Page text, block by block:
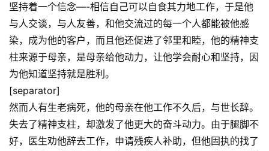
坚持着一个信念—-相信自己可以自食其力地工作，于是他
与人交谈，与人友善，和他交流过的每一个人都能被他感
染，成为他的客户，而且他还促进了邻里和睦，他的精神支
柱来源于母亲，是母亲给他动力，让他学会耐心和坚持，因
为他知道坚持就是胜利。
[separator]
然而人有生老病死，他的母亲在他工作不久后，与世长辞。
失去了精神支柱，却激发了他更大的奋斗动力。由于腿脚不
好，医生劝他辞去工作，申请残疾人补助，但他固执的找了